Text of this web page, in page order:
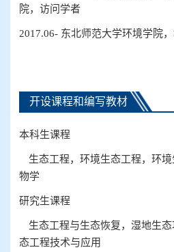
院， 访问学者
2017.06- 东北师范大学环境学院，
开设课程和编写教材
本科生课程
生态工程，环境生态工程，环
物学
研究生课程
生态工程与生态恢复 ， 湿地生
态工程技术与应用